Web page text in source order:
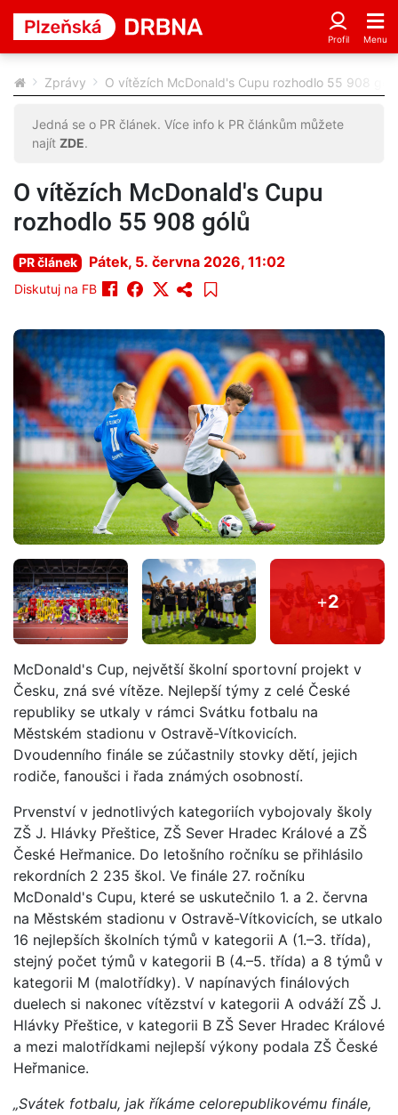
Zprávy O vítězích McDonald's Cupu rozhodlo 55 908 gólů
Jedná se o PR článek. Více info k PR článkům můžete
najít ZDE.
O vítězích McDonald's Cupu
rozhodlo 55 908 gólů
PR článek Pátek, 5. června 2026, 11:02
Diskutuj na FB
+2
McDonald's Cup, největší školní sportovní projekt v
Česku, zná své vítěze. Nejlepší týmy z celé České
republiky se utkaly v rámci Svátku fotbalu na
Městském stadionu v Ostravě-Vítkovicích.
Dvoudenního finále se zúčastnily stovky dětí, jejich
rodiče, fanoušci i řada známých osobností.
Prvenství v jednotlivých kategoriích vybojovaly školy
ZŠ J. Hlávky Přeštice, ZŠ Sever Hradec Králové a ZŠ
České Heřmanice. Do letošního ročníku se přihlásilo
rekordních 2 235 škol. Ve finále 27. ročníku
McDonald's Cupu, které se uskutečnilo 1. a 2. června
na Městském stadionu v Ostravě-Vítkovicích, se utkalo
16 nejlepších školních týmů v kategorii A (1.–3. třída),
stejný počet týmů v kategorii B (4.–5. třída) a 8 týmů v
kategorii M (malotřídky). V napínavých finálových
duelech si nakonec vítězství v kategorii A odváží ZŠ J.
Hlávky Přeštice, v kategorii B ZŠ Sever Hradec Králové
a mezi malotřídkami nejlepší výkony podala ZŠ České
Heřmanice.
„Svátek fotbalu, jak říkáme celorepublikovému finále,